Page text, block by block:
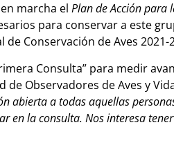
marcha el Plan de Acción para
para conservar a este
Conservación de Aves 2021-
Consulta” para medir
Observadores de Aves y
abierta a todas aquellas
en la consulta. Nos interesa